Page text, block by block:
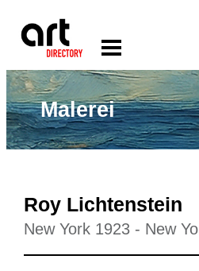
Malerei
Roy Lichtenstein
New York 1923 - New